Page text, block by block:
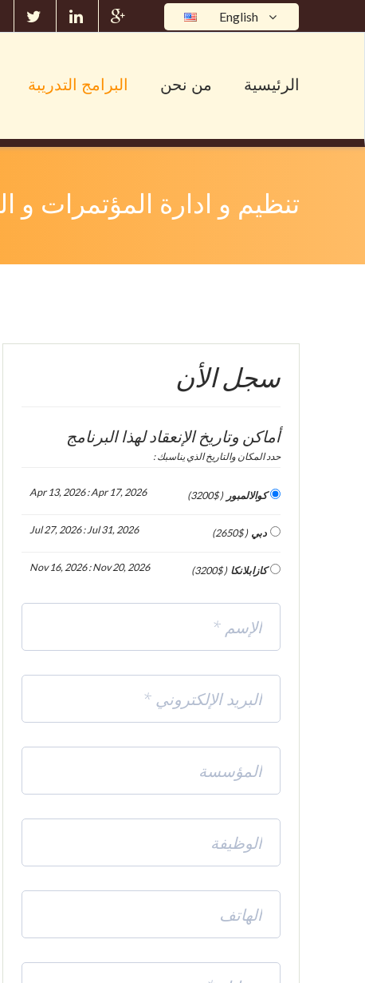
English
الرئيسية من نحن البرامج التدريبة
تنظيم و ادارة المؤتمرات و
سجل الأن
أماكن وتاريخ الإنعقاد لهذا البرنامج
حدد المكان والتاريخ الذي يناسبك :
كوالالمبور ( 3200$)
Apr 13, 2026 : Apr 17, 2026
دبي ( 2650$)
Jul 27, 2026 : Jul 31, 2026
كازابلانكا ( 3200$)
Nov 16, 2026 : Nov 20, 2026